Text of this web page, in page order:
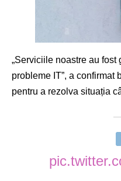
„Serviciile noastre au
probleme IT”, a confirmat
pentru a rezolva situația